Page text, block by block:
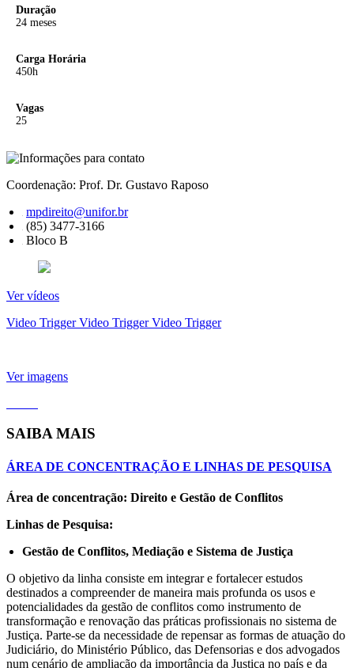
Duração
24 meses
Carga Horária
450h
Vagas
25
Coordenação: Prof. Dr. Gustavo Raposo
mpdireito@unifor.br
(85) 3477-3166
Bloco B
Ver vídeos
Video TriggerVideo TriggerVideo Trigger
Ver imagens
SAIBA MAIS
ÁREA DE CONCENTRAÇÃO E LINHAS DE PESQUISA
Área de concentração: Direito e Gestão de Conflitos
Linhas de Pesquisa:
Gestão de Conflitos, Mediação e Sistema de Justiça
O objetivo da linha consiste em integrar e fortalecer estudos
destinados a compreender de maneira mais profunda os usos e
potencialidades da gestão de conflitos como instrumento de
transformação e renovação das práticas profissionais no sistema de
Justiça. Parte-se da necessidade de repensar as formas de atuação do
Judiciário, do Ministério Público, das Defensorias e dos advogados
num cenário de ampliação da importância da Justiça no país e da